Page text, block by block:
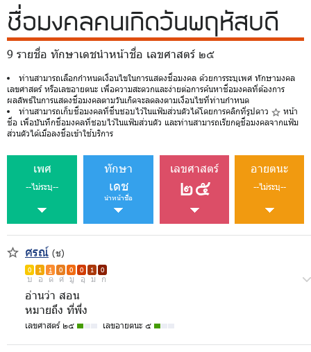
ชื่อมงคลคนเกิดวันพฤหัสบดี
9 รายชื่อ ทักษาเดชนำหน้าชื่อ เลขศาสตร์ ๒๕
ท่านสามารถเลือกกำหนดเงื่อนไขในการแสดงชื่อมงคล ด้วยการระบุเพศ ทักษามงคล
เลขศาสตร์ หรือเลขอายตนะ เพื่อความสะดวกและง่ายต่อการค้นหาชื่อมงคลที่ต้องการ
ผลลัพธ์ในการแสดงชื่อมงคลตามวันเกิดจะลดลงตามเงื่อนไขที่ท่านกำหนด
ท่านสามารถเก็บชื่อมงคลที่ชื่นชอบไว้ในแฟ้มส่วนตัวได้โดยการคลิกที่รูปดาว
หน้า
ชื่อ เพื่อบันทึกชื่อมงคลที่ชอบไว้ในแฟ้มส่วนตัว และท่านสามารถเรียกดูชื่อมงคลจากแฟ้ม
ส่วนตัวได้เมื่อลงชื่อเข้าใช้บริการ
เพศ
--ไม่ระบุ--
ทักษา
เดช
นำหน้าชื่อ
เลขศาสตร์
๒๕
อายตนะ
--ไม่ระบุ--
ศรณ์ (ช)
0 1 1 0 0 0 1 0
บ อ ด ศ มู อุ ม ก
อ่านว่า สอน
หมายถึง ที่พึ่ง
เลขศาสตร์ ๒๕ เลขอายตนะ ๕